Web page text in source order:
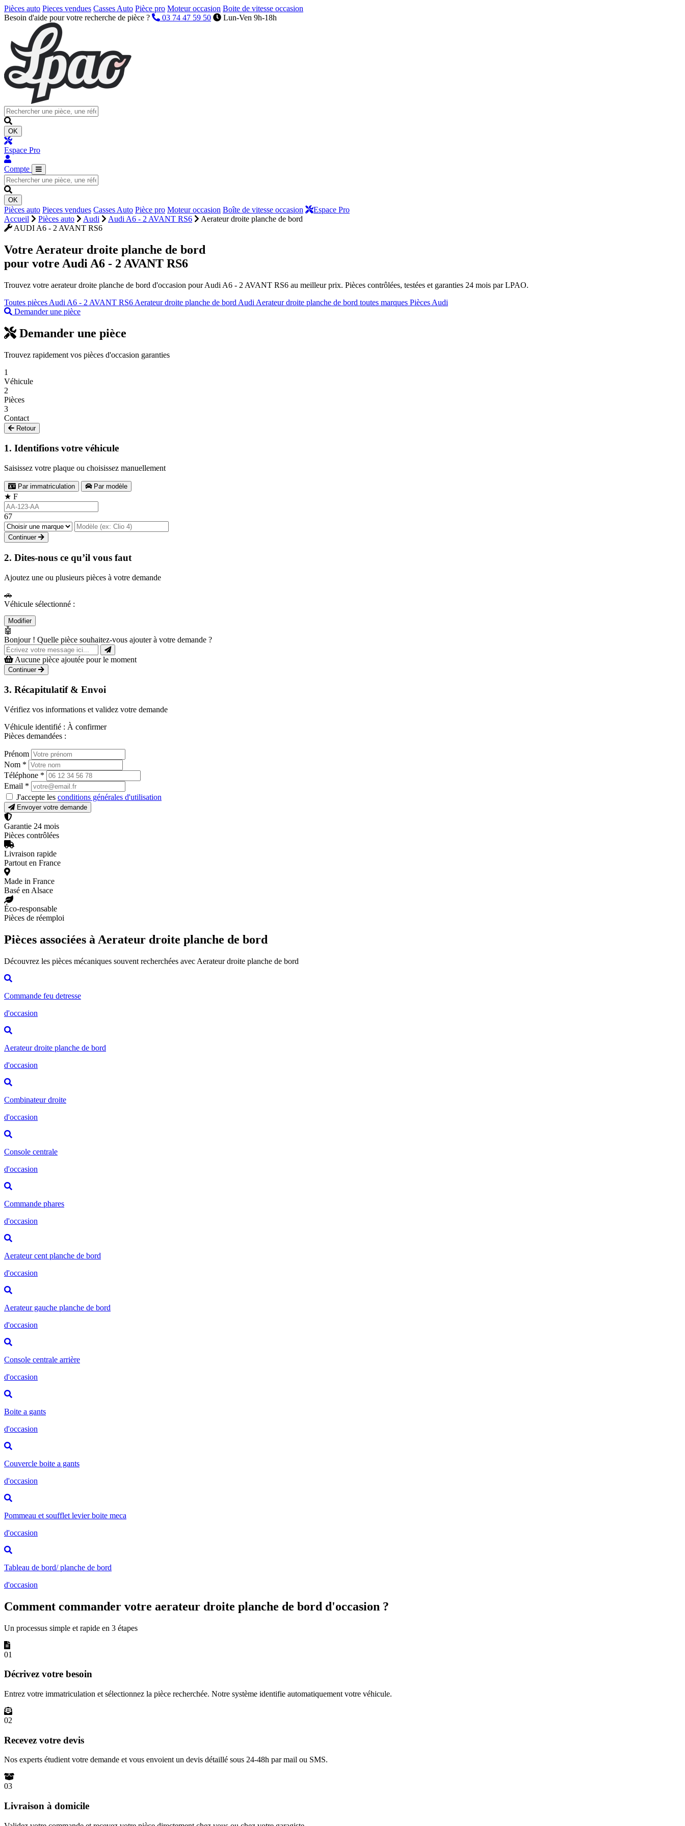
Pièces auto Pieces vendues Casses Auto Pièce pro Moteur occasion Boite de vitesse occasion
Besoin d'aide pour votre recherche de pièce ?
03 74 47 59 50 Lun-Ven 9h-18h
OK
Espace Pro
Compte
OK
Pièces auto Pieces vendues Casses Auto Pièce pro Moteur occasion Boîte de vitesse occasion
Espace Pro
Accueil
Pièces auto Audi Audi A6 - 2 AVANT RS6
Aerateur droite planche de bord
AUDI A6 - 2 AVANT RS6
Votre Aerateur droite planche de bord
pour votre Audi A6 - 2 AVANT RS6
Trouvez votre aerateur droite planche de bord d'occasion pour Audi A6 - 2 AVANT RS6 au meilleur prix. Pièces contrôlées, testées et garanties 24 mois par LPAO.
Toutes pièces Audi A6 - 2 AVANT RS6 Aerateur droite planche de bord Audi Aerateur droite planche de bord toutes marques Pièces Audi
Demander une pièce
Demander une pièce
Trouvez rapidement vos pièces d'occasion garanties
1
Véhicule
2
Pièces
3
Contact
Retour
1. Identifions votre véhicule
Saisissez votre plaque ou choisissez manuellement
Par immatriculation Par modèle
★ F
67
Continuer
2. Dites-nous ce qu’il vous faut
Ajoutez une ou plusieurs pièces à votre demande
🚗
Véhicule sélectionné :
Modifier
🤖
Bonjour ! Quelle pièce souhaitez-vous ajouter à votre demande ?
Aucune pièce ajoutée pour le moment
Continuer
3. Récapitulatif & Envoi
Vérifiez vos informations et validez votre demande
Véhicule identifié : À confirmer
Pièces demandées :
Prénom
Nom *
Téléphone *
Email *
J'accepte les conditions générales d'utilisation
Envoyer votre demande
Garantie 24 mois
Pièces contrôlées
Livraison rapide
Partout en France
Made in France
Basé en Alsace
Éco-responsable
Pièces de réemploi
Pièces associées à Aerateur droite planche de bord
Découvrez les pièces mécaniques souvent recherchées avec Aerateur droite planche de bord
Commande feu detresse
d'occasion
Aerateur droite planche de bord
d'occasion
Combinateur droite
d'occasion
Console centrale
d'occasion
Commande phares
d'occasion
Aerateur cent planche de bord
d'occasion
Aerateur gauche planche de bord
d'occasion
Console centrale arrière
d'occasion
Boite a gants
d'occasion
Couvercle boite a gants
d'occasion
Pommeau et soufflet levier boite meca
d'occasion
Tableau de bord/ planche de bord
d'occasion
Comment commander votre aerateur droite planche de bord d'occasion ?
Un processus simple et rapide en 3 étapes
01
Décrivez votre besoin
Entrez votre immatriculation et sélectionnez la pièce recherchée. Notre système identifie automatiquement votre véhicule.
02
Recevez votre devis
Nos experts étudient votre demande et vous envoient un devis détaillé sous 24-48h par mail ou SMS.
03
Livraison à domicile